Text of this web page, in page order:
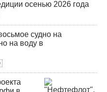
осенью 2026 года
судно на
на воду в